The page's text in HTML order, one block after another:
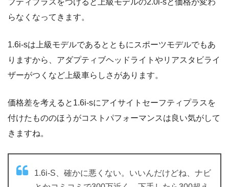
フティプラスをつけると上級モデルの2.0i-sと価格が変わ
らなくなってきます。
1.6i-sは上級モデルであるとともにスポーツモデルでもあ
りますから、アダプティブヘッドライトやリアスタビライ
ザーがつくなど上級車らしさがあります。
価格差を考えると1.6i-sにアイサイトセーフティプラスを
付けたもののほうがコストパフォーマンスは良い気がして
きますね。
1.6i-S、確かに悪くない。いいんだけどね、ナビ